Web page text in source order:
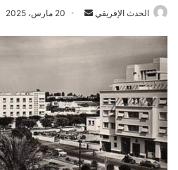
الحدث الإفريقي
Send 20 مارس، 2025